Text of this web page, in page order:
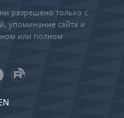
разрешено только с
упоминание сайта и
или полном